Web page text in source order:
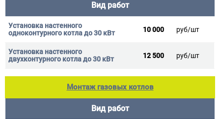
Вид работ
10 000 руб/шт
12 500 руб/шт
Монтаж газовых котлов
Вид работ